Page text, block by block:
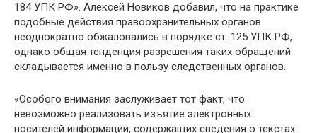
184 УПК РФ». Алексей Новиков добавил, что на практике
подобные действия правоохранительных органов
неоднократно обжаловались в порядке ст. 125 УПК РФ,
однако общая тенденция разрешения таких обращений
складывается именно в пользу следственных органов.
«Особого внимания заслуживает тот факт, что
невозможно реализовать изъятие электронных
носителей информации, содержащих сведения о текстах